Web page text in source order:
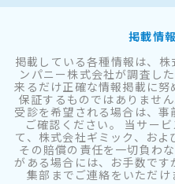
掲載情
掲載している各種情報は、
ンパニー株式会社が調査し
来るだけ正確な情報掲載に
保証するものではありませ
受診を希望される場合は、
ご確認ください。 当サー
て、株式会社ギミック、お
その賠償の責任を一切負わ
がある場合には、お手数です
集部までご連絡をいただけ